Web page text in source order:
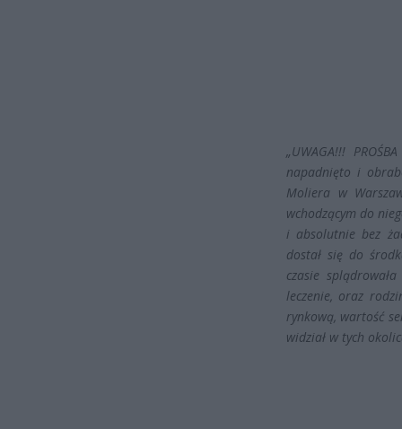
„UWAGA!!!
napadnięto i
Moliera w
wchodzącym do
i absolutnie bez
dostał się do
czasie
leczenie, oraz
rynkową, wartość
widział w tych